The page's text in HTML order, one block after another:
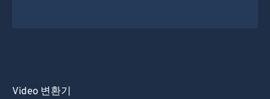
Video 변환기